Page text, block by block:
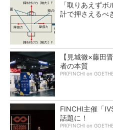
「取りあえず
計で押さえるべ
【見城徹×藤田
者の本質
PR(FINCHI on
FINCHI主催「
話題に！
PR(FINCHI on